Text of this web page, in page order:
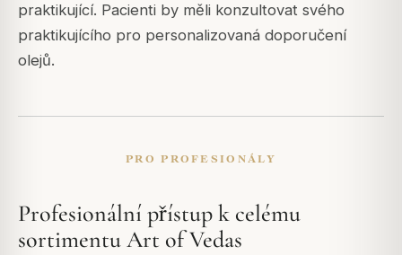
praktikující. Pacienti by měli konzultovat svého
praktikujícího pro personalizovaná doporučení
olejů.
PRO PROFESIONÁLY
Profesionální přístup k celému
sortimentu Art of Vedas